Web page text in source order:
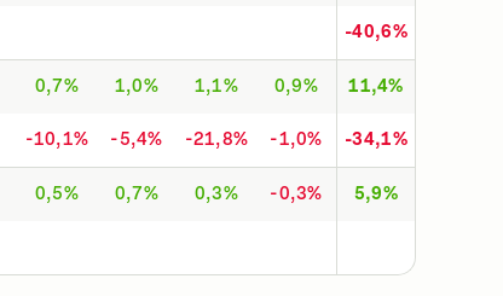
-40,6%
0,7% 1,0% 1,1% 0,9% 11,4%
-10,1% -5,4% -21,8% -1,0% -34,1%
0,5% 0,7% 0,3% -0,3% 5,9%